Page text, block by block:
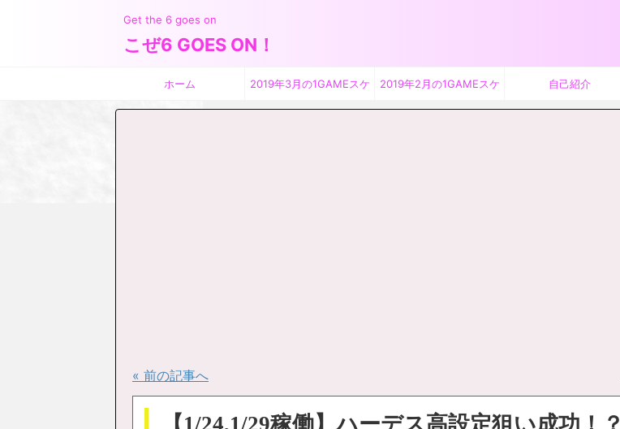
Get the 6 goes on
こぜ6 GOES ON！
ホーム 2019年3月の1GAMEスケ 2019年2月の1GAMEスケ 自己紹介
« 前の記事へ
【1/24,1/29稼働】ハーデス高設定狙い成功！？